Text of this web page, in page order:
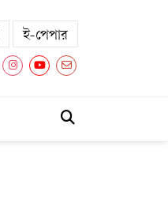
ই-পেপার